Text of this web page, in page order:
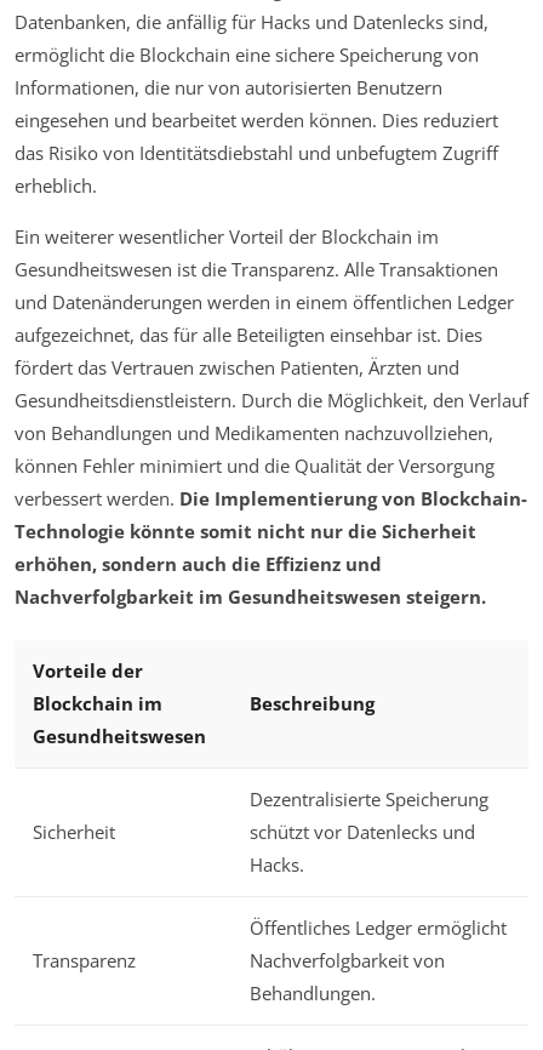
Datenbanken, die anfällig für Hacks und Datenlecks sind,
ermöglicht die Blockchain eine sichere Speicherung von
Informationen, die nur von autorisierten Benutzern
eingesehen und bearbeitet werden können. Dies reduziert
das Risiko von Identitätsdiebstahl und unbefugtem Zugriff
erheblich.
Ein weiterer wesentlicher Vorteil der Blockchain im
Gesundheitswesen ist die Transparenz. Alle Transaktionen
und Datenänderungen werden in einem öffentlichen Ledger
aufgezeichnet, das für alle Beteiligten einsehbar ist. Dies
fördert das Vertrauen zwischen Patienten, Ärzten und
Gesundheitsdienstleistern. Durch die Möglichkeit, den Verlauf
von Behandlungen und Medikamenten nachzuvollziehen,
können Fehler minimiert und die Qualität der Versorgung
verbessert werden. Die Implementierung von Blockchain-
Technologie könnte somit nicht nur die Sicherheit
erhöhen, sondern auch die Effizienz und
Nachverfolgbarkeit im Gesundheitswesen steigern.
Vorteile der
Blockchain im
Gesundheitswesen
Beschreibung
Sicherheit
Dezentralisierte Speicherung
schützt vor Datenlecks und
Hacks.
Transparenz
Öffentliches Ledger ermöglicht
Nachverfolgbarkeit von
Behandlungen.